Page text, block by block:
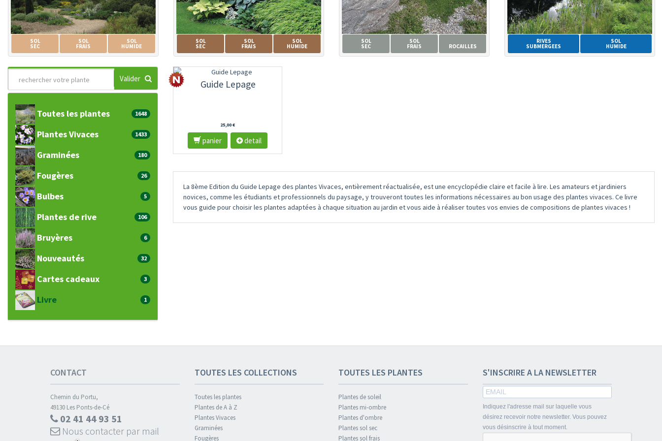
SOL
SEC
SOL
FRAIS
SOL
HUMIDE
SOL
SEC
SOL
FRAIS
SOL
HUMIDE
SOL
SEC
SOL
FRAIS ROCAILLES
RIVES
SUBMERGEES
SOL
HUMIDE
Valider
Toutes les plantes 1648
Plantes Vivaces 1433
Graminées 180
Fougères 26
Bulbes 5
Plantes de rive 106
Bruyères 6
Nouveautés 32
Cartes cadeaux 3
Livre 1
Guide Lepage
25,00 €
panier detail
La 8ème Edition du Guide Lepage des plantes Vivaces, entièrement réactualisée, est une encyclopédie claire et facile à lire. Les amateurs et jardiniers
novices, comme les étudiants et professionnels du paysage, y trouveront toutes les informations nécessaires au bon usage des plantes vivaces. Ce livre
vous guide pour choisir les plantes adaptées à chaque situation au jardin et vous aide à réaliser toutes vos envies de compositions de plantes vivaces !
CONTACT
Chemin du Portu,
49130 Les Ponts-de-Cé
02 41 44 93 51
Nous contacter par mail
TOUTES LES COLLECTIONS
Toutes les plantes
Plantes de A à Z
Plantes Vivaces
Graminées
Fougères
TOUTES LES PLANTES
Plantes de soleil
Plantes mi-ombre
Plantes d'ombre
Plantes sol sec
Plantes sol frais
S'INSCRIRE A LA NEWSLETTER
Indiquez l'adresse mail sur laquelle vous
désirez recevoir notre newsletter. Vous pouvez
vous désinscrire à tout moment.